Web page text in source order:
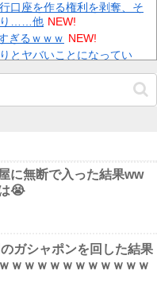
一さん（63歳）、最新の松
人だとネット騒然！
口座を作る権利を剥奪、そ
り……他 NEW!
ぎるｗｗｗ NEW!
とヤバいことになってい
出多めのドレス、これノー
ン"お姉さん(35)を指名し
試合後に涙…「嬉しい気持
でした」他
ないん？他
ん、パンッパンの乳房がエ
ｗｗ
NEW!
に無断で入った結果ww
😭
のガシャポンを回した結果
ｗｗｗｗｗｗｗｗｗｗｗ